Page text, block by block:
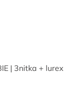
| 3nitka + lurex